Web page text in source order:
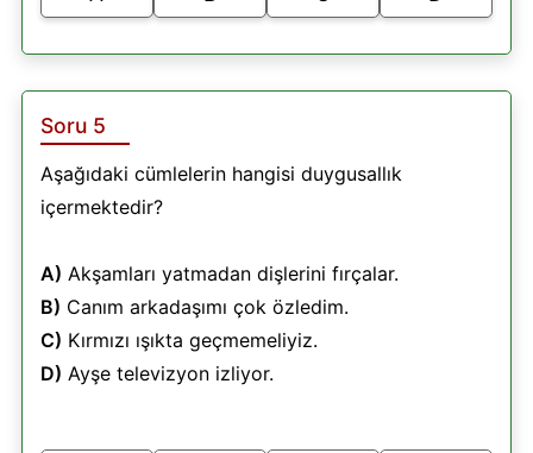
Soru 5
Aşağıdaki cümlelerin hangisi duygusallık
içermektedir?
A) Akşamları yatmadan dişlerini fırçalar.
B) Canım arkadaşımı çok özledim.
C) Kırmızı ışıkta geçmemeliyiz.
D) Ayşe televizyon izliyor.